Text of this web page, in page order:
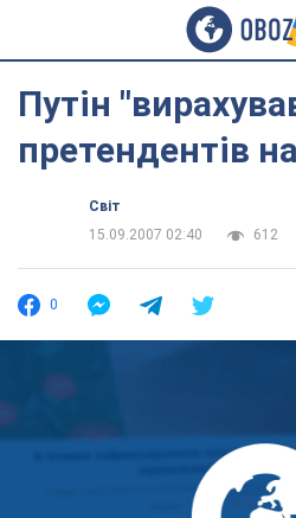
Путін
претендентів
Світ
15.09.2007 02:40
612
0